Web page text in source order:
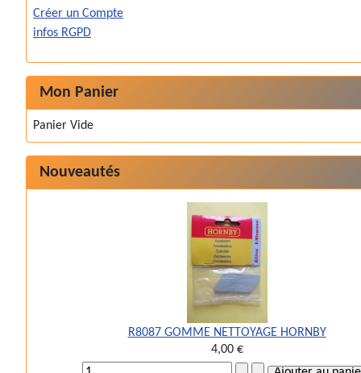
Créer un Compte
infos RGPD
Mon Panier
Panier Vide
Nouveautés
R8087 GOMME NETTOYAGE HORNBY
4,00 €